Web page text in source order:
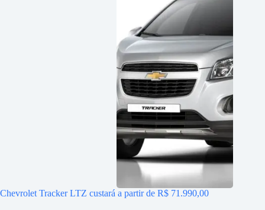
Chevrolet Tracker LTZ custará a partir de R$ 71.990,00